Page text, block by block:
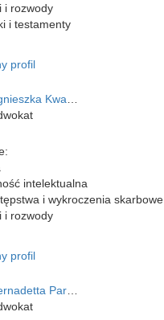
i rozwody
i testamenty
profil
intelektualna
i wykroczenia skarbowe
i rozwody
profil